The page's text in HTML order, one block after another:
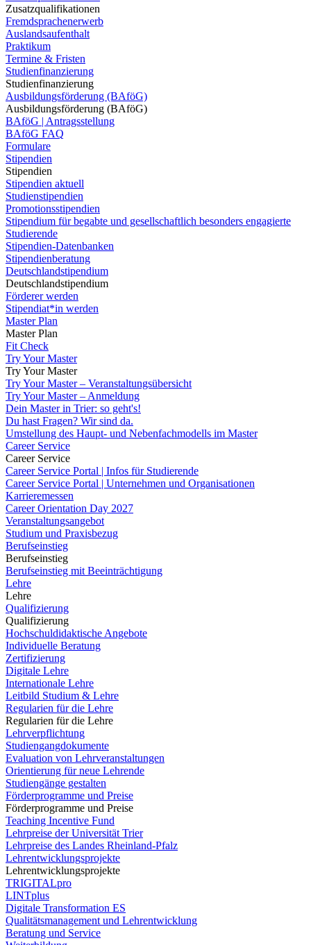
Zusatzqualifikationen
Fremdsprachenerwerb
Auslandsaufenthalt
Praktikum
Termine & Fristen
Studienfinanzierung
Studienfinanzierung
Ausbildungsförderung (BAföG)
Ausbildungsförderung (BAföG)
BAföG | Antragsstellung
BAföG FAQ
Formulare
Stipendien
Stipendien
Stipendien aktuell
Studienstipendien
Promotionsstipendien
Stipendium für begabte und gesellschaftlich besonders engagierte
Studierende
Stipendien-Datenbanken
Stipendienberatung
Deutschlandstipendium
Deutschlandstipendium
Förderer werden
Stipendiat*in werden
Master Plan
Master Plan
Fit Check
Try Your Master
Try Your Master
Try Your Master – Veranstaltungsübersicht
Try Your Master – Anmeldung
Dein Master in Trier: so geht's!
Du hast Fragen? Wir sind da.
Umstellung des Haupt- und Nebenfachmodells im Master
Career Service
Career Service
Career Service Portal | Infos für Studierende
Career Service Portal | Unternehmen und Organisationen
Karrieremessen
Career Orientation Day 2027
Veranstaltungsangebot
Studium und Praxisbezug
Berufseinstieg
Berufseinstieg
Berufseinstieg mit Beeinträchtigung
Lehre
Lehre
Qualifizierung
Qualifizierung
Hochschuldidaktische Angebote
Individuelle Beratung
Zertifizierung
Digitale Lehre
Internationale Lehre
Leitbild Studium & Lehre
Regularien für die Lehre
Regularien für die Lehre
Lehrverpflichtung
Studiengangdokumente
Evaluation von Lehrveranstaltungen
Orientierung für neue Lehrende
Studiengänge gestalten
Förderprogramme und Preise
Förderprogramme und Preise
Teaching Incentive Fund
Lehrpreise der Universität Trier
Lehrpreise des Landes Rheinland-Pfalz
Lehrentwicklungsprojekte
Lehrentwicklungsprojekte
TRIGITALpro
LINTplus
Digitale Transformation ES
Qualitätsmanagement und Lehrentwicklung
Beratung und Service